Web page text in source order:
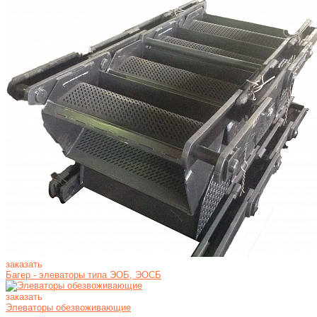
заказать
Багер - элеваторы типа ЭОБ, ЭОСБ
заказать
Элеваторы обезвоживающие